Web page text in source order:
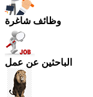
وظائف شاغرة
الباحثين عن عمل